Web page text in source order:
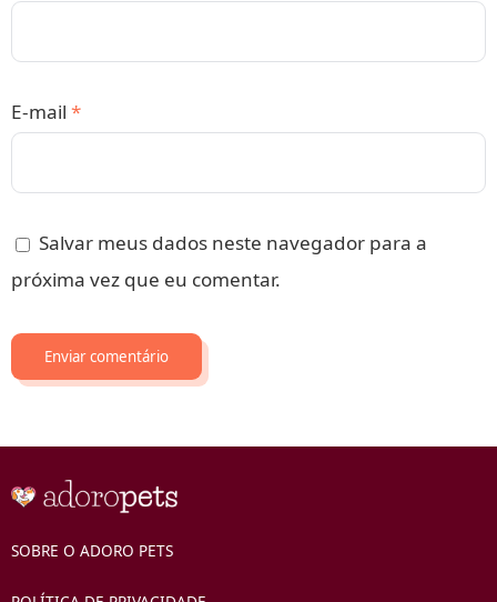
E-mail *
Salvar meus dados neste navegador para a
próxima vez que eu comentar.
SOBRE O ADORO PETS